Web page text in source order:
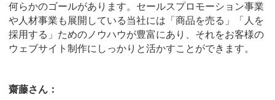
何らかのゴールがあります。セールスプロモーション事業
や人材事業も展開している当社には「商品を売る」「人を
採用する」ためのノウハウが豊富にあり、それをお客様の
ウェブサイト制作にしっかりと活かすことができます。
齋藤さん：